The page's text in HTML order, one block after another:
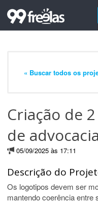
« Buscar todos os
Criação de
de advocacia
05/09/2025 às 17:11
Descrição do
Os logotipos devem ser
mantendo coerência entre